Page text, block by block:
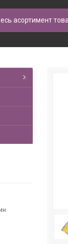
асортимент